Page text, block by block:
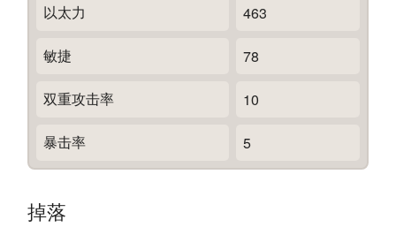
以太力 463
敏捷 78
双重攻击率 10
暴击率 5
掉落